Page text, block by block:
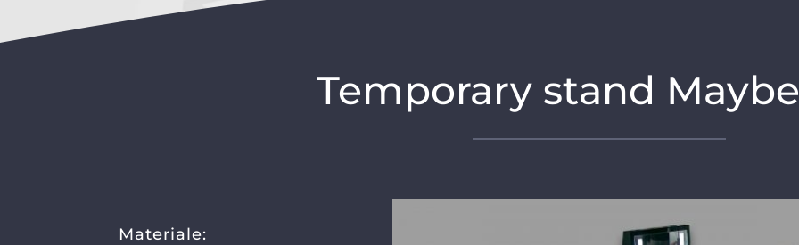
Temporary stand
Materiale: